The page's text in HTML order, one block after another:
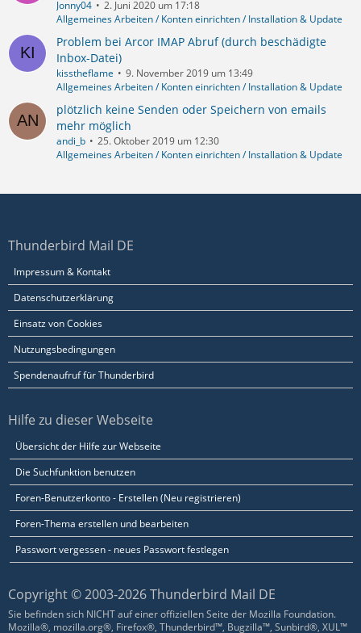
Jonny04
2. Juni 2020 um 17:18
Allgemeines Arbeiten / Konten einrichten / Installation & Update
Problem bei Arcor IMAP Abruf (durch beschädigte
Inbox-Datei)
kisstheflame
9. November 2019 um 13:49
Allgemeines Arbeiten / Konten einrichten / Installation & Update
plötzlich keine Senden oder Speichern von emails
mehr möglich
andi_b
25. Oktober 2019 um 12:30
Allgemeines Arbeiten / Konten einrichten / Installation & Update
Thunderbird Mail DE
Impressum & Kontakt
Datenschutzerklärung
Einsatz von Cookies
Nutzungsbedingungen
Spendenaufruf für Thunderbird
Hilfe zu dieser Webseite
Übersicht der Hilfe zur Webseite
Die Suchfunktion benutzen
Foren-Benutzerkonto - Erstellen (Neu registrieren)
Foren-Thema erstellen und bearbeiten
Passwort vergessen - neues Passwort festlegen
Copyright © 2003-2026 Thunderbird Mail DE
Sie befinden sich NICHT auf einer offiziellen Seite der Mozilla Foundation.
Mozilla®, mozilla.org®, Firefox®, Thunderbird™, Bugzilla™, Sunbird®, XUL™